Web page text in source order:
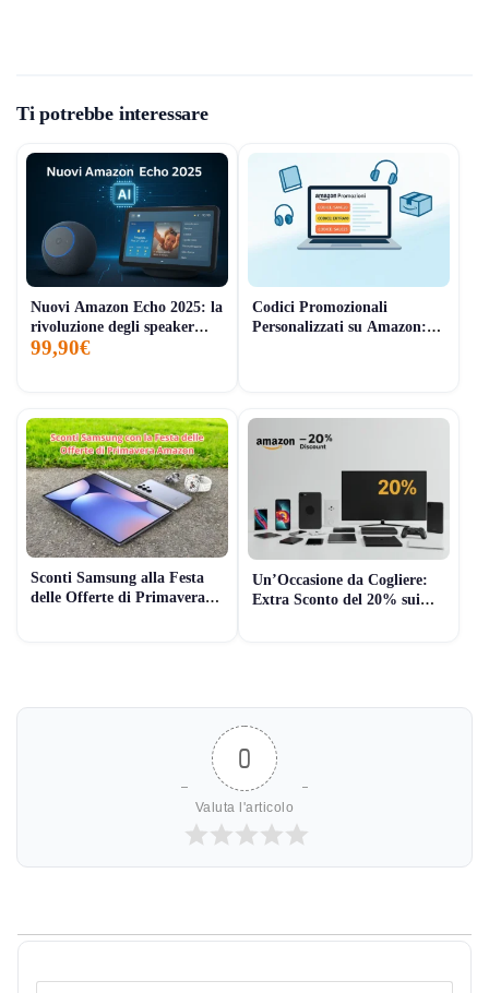
Ti potrebbe interessare
Nuovi Amazon Echo 2025: la
rivoluzione degli speaker
intelligenti è finalmente qui
99,90€
Codici Promozionali
Personalizzati su Amazon:
Sconti Samsung alla Festa
delle Offerte di Primavera
Un’Occasione da Cogliere:
Extra Sconto del 20% sui
0
Valuta l'articolo